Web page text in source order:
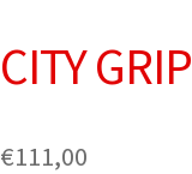
CITY GRIP
€111,00